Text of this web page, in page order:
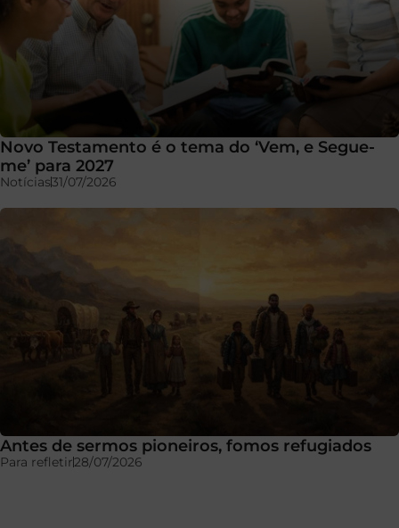
Novo Testamento é o tema do ‘Vem, e Segue-
me’ para 2027
Notícias31/07/2026
Antes de sermos pioneiros, fomos refugiados
Para refletir28/07/2026